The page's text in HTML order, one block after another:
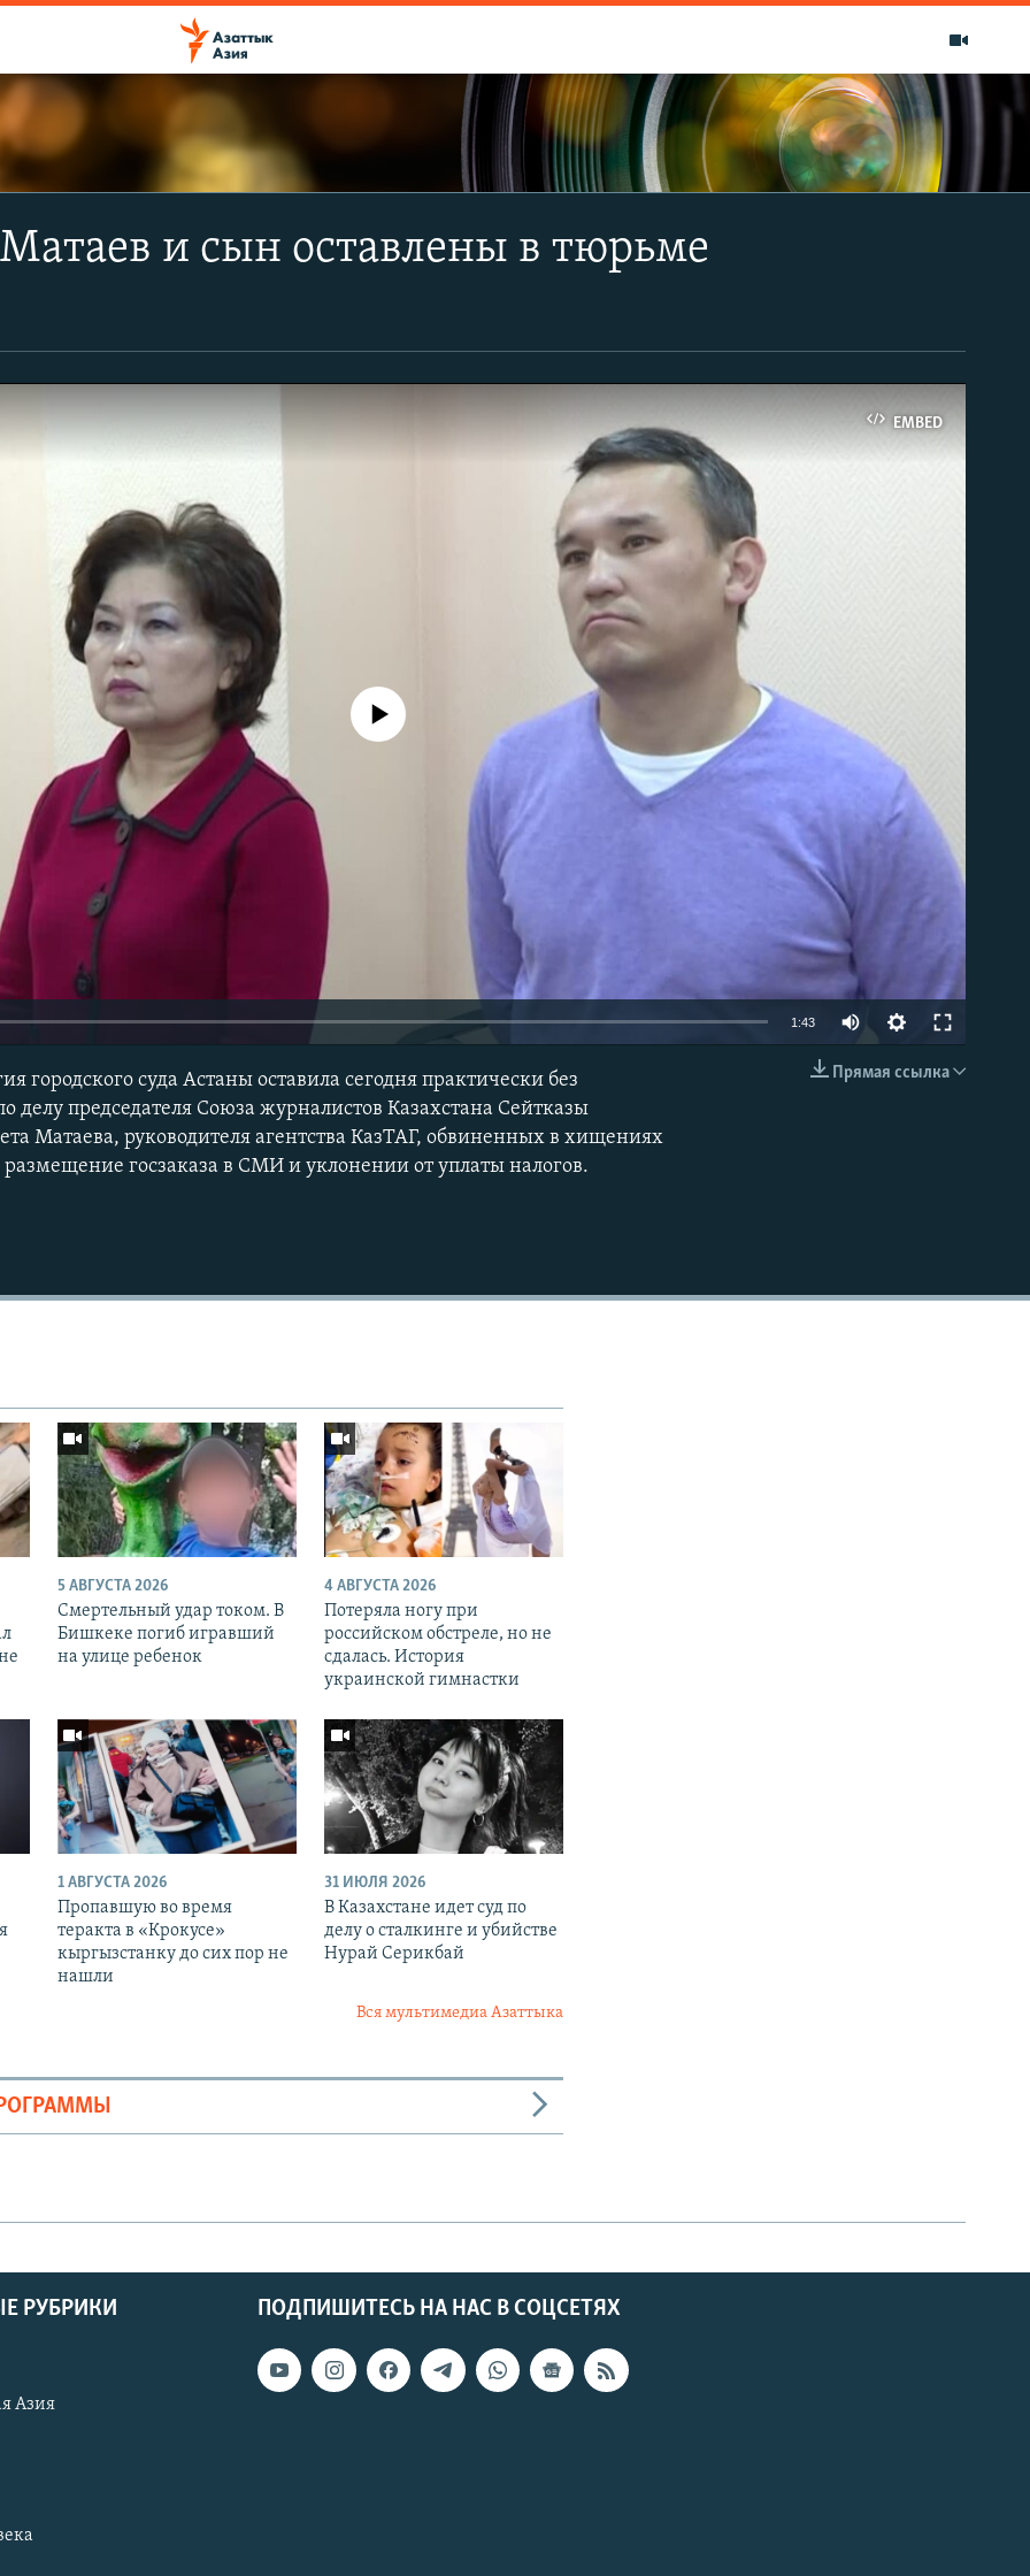
и сын оставлены в тюрьме
EMBED
No media source currently available
1:43
Прямая ссылка
городского суда Астаны оставила сегодня практически без
делу председателя Союза журналистов Казахстана Сейтказы
Матаева, руководителя агентства КазТАГ, обвиненных в хищениях
госзаказа в СМИ и уклонении от уплаты налогов.
5 АВГУСТА 2026
Смертельный удар током. В
Бишкеке погиб игравший
на улице ребенок
4 АВГУСТА 2026
Потеряла ногу при
российском обстреле, но не
сдалась. История
украинской гимнастки
1 АВГУСТА 2026
Пропавшую во время
теракта в «Крокусе»
кыргызстанку до сих пор не
нашли
31 ИЮЛЯ 2026
В Казахстане идет суд по
делу о сталкинге и убийстве
Нурай Серикбай
Вся мультимедиа Азаттыка
ПОДПИШИТЕСЬ НА НАС В СОЦСЕТЯХ
РУБРИКИ
Азия